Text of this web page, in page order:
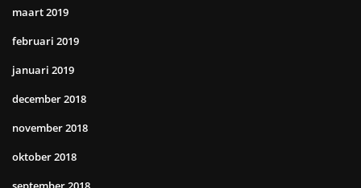
maart 2019
februari 2019
januari 2019
december 2018
november 2018
oktober 2018